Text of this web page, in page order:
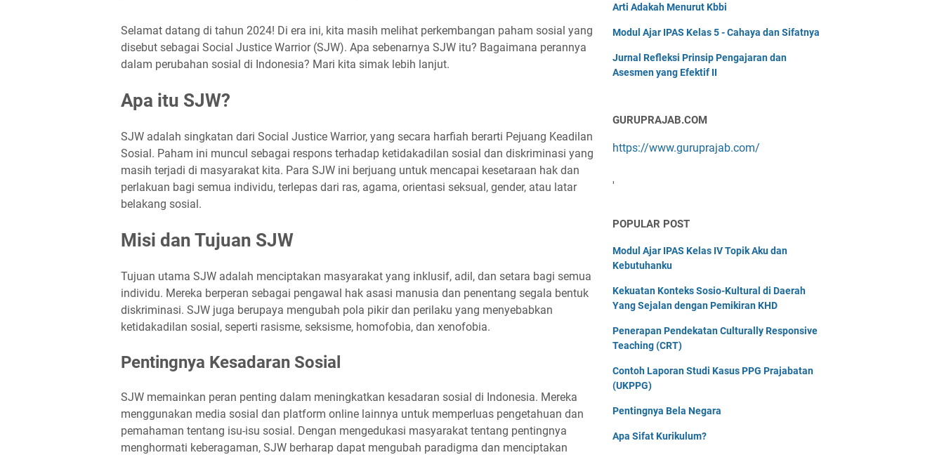
Selamat datang di tahun 2024! Di era ini, kita masih melihat perkembangan paham sosial yang
disebut sebagai Social Justice Warrior (SJW). Apa sebenarnya SJW itu? Bagaimana perannya
dalam perubahan sosial di Indonesia? Mari kita simak lebih lanjut.
Apa itu SJW?
SJW adalah singkatan dari Social Justice Warrior, yang secara harfiah berarti Pejuang Keadilan
Sosial. Paham ini muncul sebagai respons terhadap ketidakadilan sosial dan diskriminasi yang
masih terjadi di masyarakat kita. Para SJW ini berjuang untuk mencapai kesetaraan hak dan
perlakuan bagi semua individu, terlepas dari ras, agama, orientasi seksual, gender, atau latar
belakang sosial.
Misi dan Tujuan SJW
Tujuan utama SJW adalah menciptakan masyarakat yang inklusif, adil, dan setara bagi semua
individu. Mereka berperan sebagai pengawal hak asasi manusia dan penentang segala bentuk
diskriminasi. SJW juga berupaya mengubah pola pikir dan perilaku yang menyebabkan
ketidakadilan sosial, seperti rasisme, seksisme, homofobia, dan xenofobia.
Pentingnya Kesadaran Sosial
SJW memainkan peran penting dalam meningkatkan kesadaran sosial di Indonesia. Mereka
menggunakan media sosial dan platform online lainnya untuk memperluas pengetahuan dan
pemahaman tentang isu-isu sosial. Dengan mengedukasi masyarakat tentang pentingnya
menghormati keberagaman, SJW berharap dapat mengubah paradigma dan menciptakan
Arti Adakah Menurut Kbbi
Modul Ajar IPAS Kelas 5 - Cahaya dan Sifatnya
Jurnal Refleksi Prinsip Pengajaran dan
Asesmen yang Efektif II
GURUPRAJAB.COM
https://www.guruprajab.com/
'
POPULAR POST
Modul Ajar IPAS Kelas IV Topik Aku dan
Kebutuhanku
Kekuatan Konteks Sosio-Kultural di Daerah
Yang Sejalan dengan Pemikiran KHD
Penerapan Pendekatan Culturally Responsive
Teaching (CRT)
Contoh Laporan Studi Kasus PPG Prajabatan
(UKPPG)
Pentingnya Bela Negara
Apa Sifat Kurikulum?